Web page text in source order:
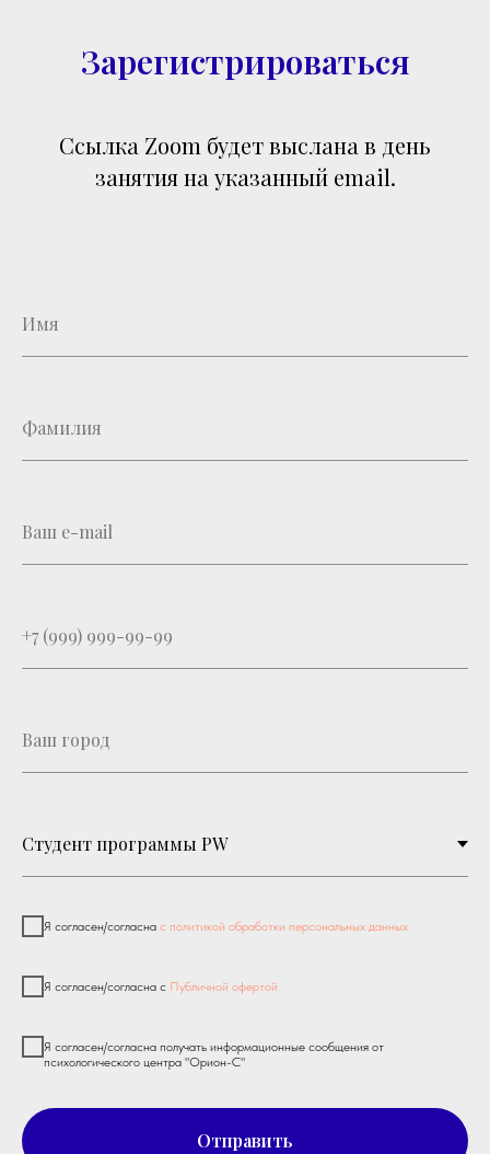
Зарегистрироваться
Ссылка Zoom будет выслана в день
занятия на указанный email.
Я согласен/согласна с политикой обработки персональных данных
Я согласен/согласна с Публичной офертой
Я согласен/согласна получать информационные сообщения от
психологического центра "Орион-С"
Отправить